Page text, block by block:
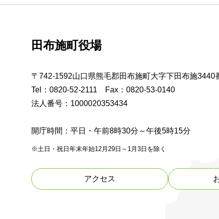
田布施町役場
〒742-1592山口県熊毛郡田布施町大字下田布施3440
Tel：0820-52-2111 Fax：0820-53-0140
法人番号：1000020353434
開庁時間：平日・午前8時30分～午後5時15分
※土日・祝日年末年始12月29日～1月3日を除く
アクセス